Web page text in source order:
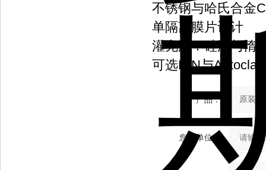
不锈钢与哈氏合金
单隔离膜片设计
灌充液：硅油与惰
可选DIN与
产品：
您的单位：